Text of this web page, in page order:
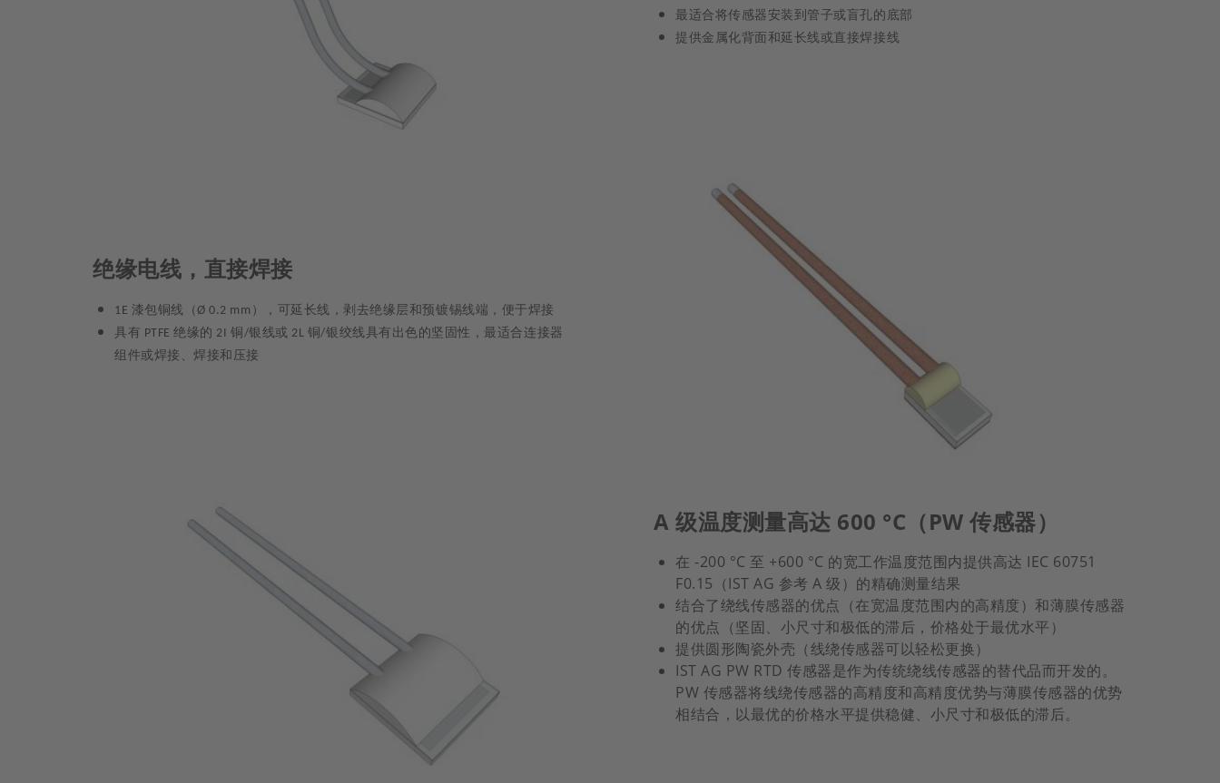
最适合将传感器安装到管子或盲孔的底部
提供金属化背面和延长线或直接焊接线
绝缘电线，直接焊接
1E 漆包铜线（Ø 0.2 mm ），可延长线，剥去绝缘层和预镀锡线端，便于焊接
具有 PTFE绝缘的 2I铜/银线或 2L 铜/银绞线具有出色的坚固性，最适合连接器
组件或焊接、焊接和压接
A 级温度测量高达 600 °C（PW 传感器）
在 -200 °C 至 +600 °C 的宽工作温度范围内提供高达 IEC 60751
F0.15（IST AG 参考 A 级）的精确测量结果
结合了绕线传感器的优点（在宽温度范围内的高精度）和薄膜传感器
的优点（坚固、小尺寸和极低的滞后，价格处于最优水平）
提供圆形陶瓷外壳（线绕传感器可以轻松更换）
IST AG PW RTD 传感器是作为传统绕线传感器的替代品而开发的。
PW 传感器将线绕传感器的高精度和高精度优势与薄膜传感器的优势
相结合，以最优的价格水平提供稳健、小尺寸和极低的滞后。